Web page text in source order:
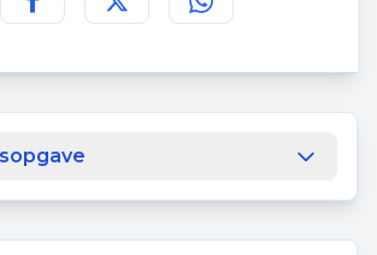
Deel deze pagina op
Deel deze pagina op
Deel deze pagina